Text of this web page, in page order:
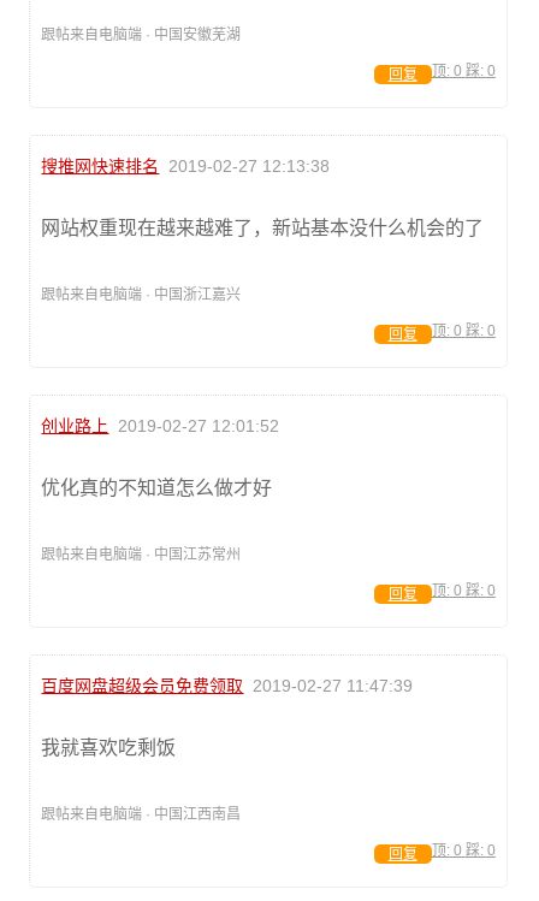
跟帖来自电脑端 · 中国安徽芜湖
顶: 0 踩: 0
回复
搜推网快速排名 2019-02-27 12:13:38
网站权重现在越来越难了，新站基本没什么机会的了
跟帖来自电脑端 · 中国浙江嘉兴
顶: 0 踩: 0
回复
创业路上 2019-02-27 12:01:52
优化真的不知道怎么做才好
跟帖来自电脑端 · 中国江苏常州
顶: 0 踩: 0
回复
百度网盘超级会员免费领取 2019-02-27 11:47:39
我就喜欢吃剩饭
跟帖来自电脑端 · 中国江西南昌
顶: 0 踩: 0
回复